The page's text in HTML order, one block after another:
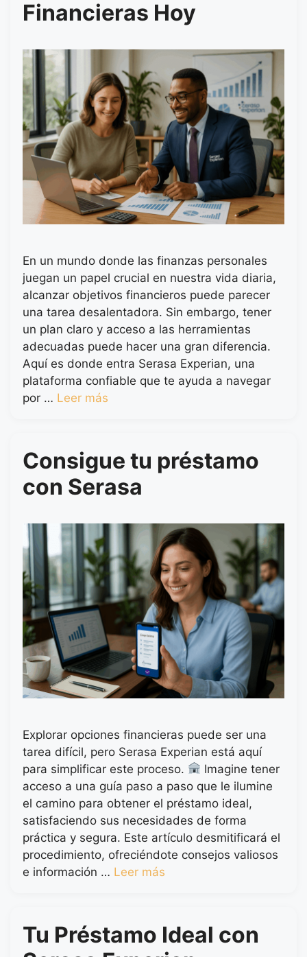
Financieras Hoy
En un mundo donde las finanzas personales
juegan un papel crucial en nuestra vida diaria,
alcanzar objetivos financieros puede parecer
una tarea desalentadora. Sin embargo, tener
un plan claro y acceso a las herramientas
adecuadas puede hacer una gran diferencia.
Aquí es donde entra Serasa Experian, una
plataforma confiable que te ayuda a navegar
por … Leer más
Consigue tu préstamo
con Serasa
Explorar opciones financieras puede ser una
tarea difícil, pero Serasa Experian está aquí
para simplificar este proceso.
Imagine tener
acceso a una guía paso a paso que le ilumine
el camino para obtener el préstamo ideal,
satisfaciendo sus necesidades de forma
práctica y segura. Este artículo desmitificará el
procedimiento, ofreciéndote consejos valiosos
e información … Leer más
Tu Préstamo Ideal con